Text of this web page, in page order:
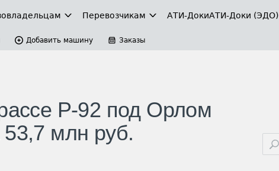
Перевозчикам АТИ-ДокиАТИ-Доки (ЭДО)
Добавить машину Заказы
Р-92 под Орлом
53,7 млн руб.